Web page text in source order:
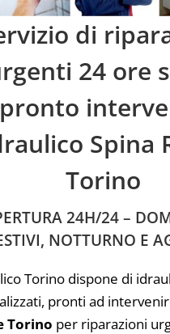
di
24 ore
pronto
Spina
Torino
24H/24 –
NOTTURNO E
Torino dispone di
pronti ad
Torino per riparazioni